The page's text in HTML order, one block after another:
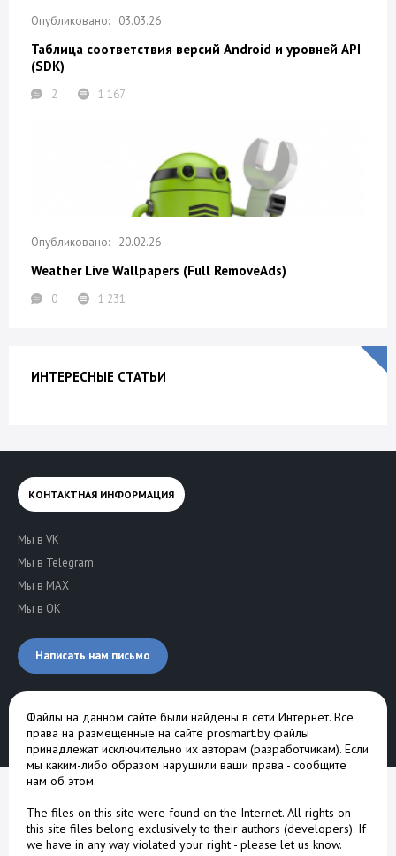
03.03.26
Таблица соответствия версий Android и уровней API
(SDK)
2 1 167
20.02.26
Weather Live Wallpapers (Full RemoveAds)
0 1 231
ИНТЕРЕСНЫЕ СТАТЬИ
КОНТАКТНАЯ ИНФОРМАЦИЯ
Мы в VK
Мы в Telegram
Мы в MAX
Мы в OK
Написать нам письмо
Файлы на данном сайте были найдены в сети Интернет. Все
права на размещенные на сайте prosmart.by файлы
принадлежат исключительно их авторам (разработчикам). Если
мы каким-либо образом нарушили ваши права - сообщите
нам об этом.
The files on this site were found on the Internet. All rights on
this site files belong exclusively to their authors (developers). If
we have in any way violated your right - please let us know.